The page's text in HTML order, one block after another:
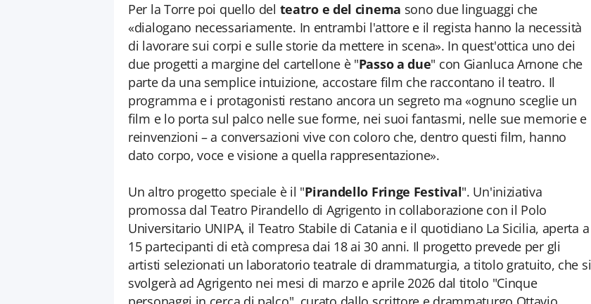
Per la Torre poi quello del teatro e del cinema sono due linguaggi che
«dialogano necessariamente. In entrambi l'attore e il regista hanno la necessità
di lavorare sui corpi e sulle storie da mettere in scena». In quest'ottica uno dei
due progetti a margine del cartellone è "Passo a due" con Gianluca Arnone che
parte da una semplice intuizione, accostare film che raccontano il teatro. Il
programma e i protagonisti restano ancora un segreto ma «ognuno sceglie un
film e lo porta sul palco nelle sue forme, nei suoi fantasmi, nelle sue memorie e
reinvenzioni – a conversazioni vive con coloro che, dentro questi film, hanno
dato corpo, voce e visione a quella rappresentazione».
Un altro progetto speciale è il "Pirandello Fringe Festival". Un'iniziativa
promossa dal Teatro Pirandello di Agrigento in collaborazione con il Polo
Universitario UNIPA, il Teatro Stabile di Catania e il quotidiano La Sicilia, aperta a
15 partecipanti di età compresa dai 18 ai 30 anni. Il progetto prevede per gli
artisti selezionati un laboratorio teatrale di drammaturgia, a titolo gratuito, che si
svolgerà ad Agrigento nei mesi di marzo e aprile 2026 dal titolo "Cinque